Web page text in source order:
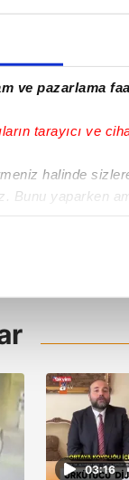
ve pazarlama
tarayıcı ve
halinde
Bunu yaparken
sunabilmek
kişisel
aşağıda
Çerez
03:16